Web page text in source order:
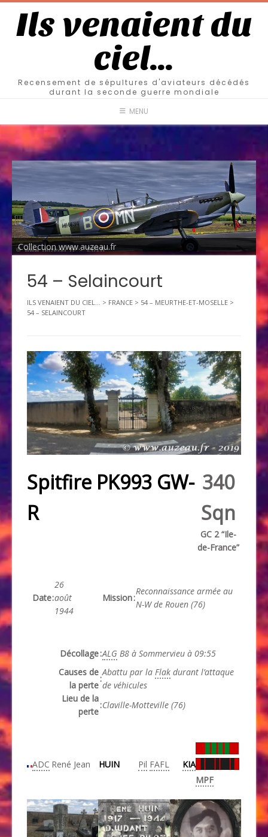
Ils venaient du
ciel…
Recensement de sépultures d'aviateurs décédés
durant la seconde guerre mondiale
MENU
Collection www.auzeau.fr
54 – Selaincourt
ILS VENAIENT DU CIEL... > FRANCE > 54 – MEURTHE-ET-MOSELLE >
54 – SELAINCOURT
Spitfire PK993 GW-
R
340
Sqn
GC 2 “Ile-
de-France”
Date:
26
août
1944
Mission:
Reconnaissance armée au
N-W de Rouen (76)
Décollage:ALG B8 à Sommervieu à 09:55
Causes de
la perte
:
Abattu par la Flak durant l’attaque
de véhicules
Lieu de la
perte
:Claville-Motteville (76)
ADC René Jean HUIN Pil FAFL
KIA
MPF